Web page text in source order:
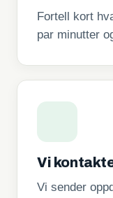
Fortell kort
par minutter
Vi
Vi sender